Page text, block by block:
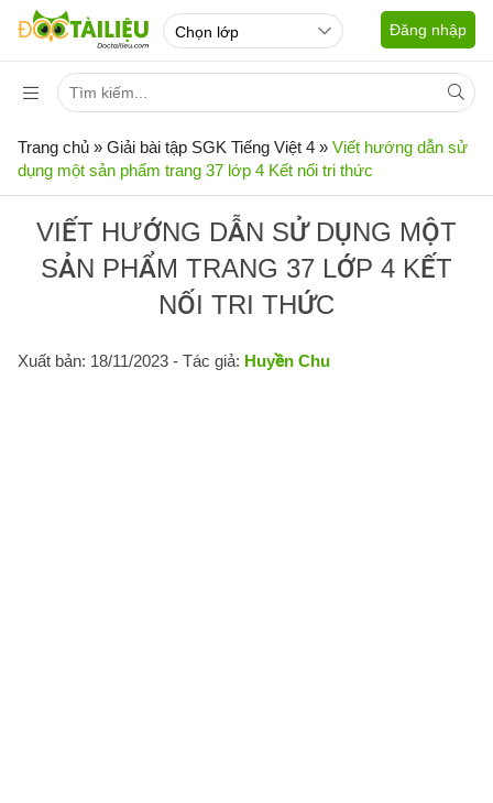
Đăng nhập
Trang chủ » Giải bài tập SGK Tiếng Việt 4 » Viết hướng dẫn sử
dụng một sản phẩm trang 37 lớp 4 Kết nối tri thức
VIẾT HƯỚNG DẪN SỬ DỤNG MỘT
SẢN PHẨM TRANG 37 LỚP 4 KẾT
NỐI TRI THỨC
Xuất bản: 18/11/2023 - Tác giả: Huyền Chu